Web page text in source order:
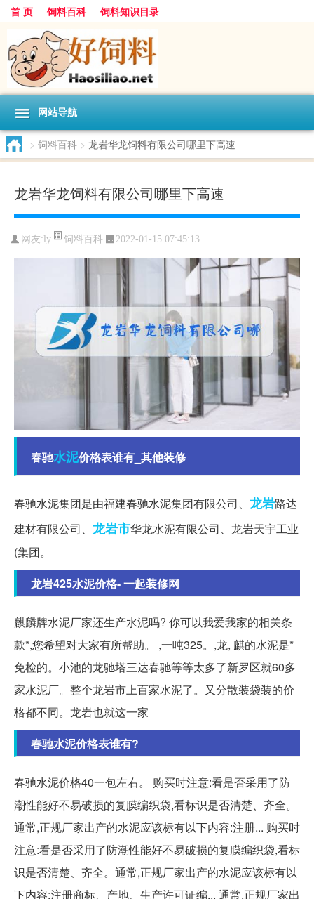
首 页 饲料百科 饲料知识目录
网站导航
> 饲料百科 > 龙岩华龙饲料有限公司哪里下高速
龙岩华龙饲料有限公司哪里下高速
网友:ly 饲料百科 2022-01-15 07:45:13
春驰水泥价格表谁有_其他装修
春驰水泥集团是由福建春驰水泥集团有限公司、 龙岩路达
建材有限公司、 龙岩市华龙水泥有限公司、龙岩天宇工业
(集团。
龙岩425水泥价格- 一起装修网
麒麟牌水泥厂家还生产水泥吗? 你可以我爱我家的相关条
款*,您希望对大家有所帮助。 ,一吨325。,龙, 麒的水泥是*
免检的。小池的龙驰塔三达春驰等等太多了新罗区就60多
家水泥厂。整个龙岩市上百家水泥了。又分散装袋装的价
格都不同。龙岩也就这一家
春驰水泥价格表谁有?
春驰水泥价格40一包左右。 购买时注意:看是否采用了防
潮性能好不易破损的复膜编织袋,看标识是否清楚、齐全。
通常,正规厂家出产的水泥应该标有以下内容:注册... 购买时
注意:看是否采用了防潮性能好不易破损的复膜编织袋,看标
识是否清楚、齐全。通常,正规厂家出产的水泥应该标有以
下内容:注册商标、产地、生产许可证编... 通常,正规厂家出